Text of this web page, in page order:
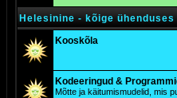
Helesinine - kõige
Kooskõla
Kodeeringud &
Mõtte ja käitumismudelid, mis